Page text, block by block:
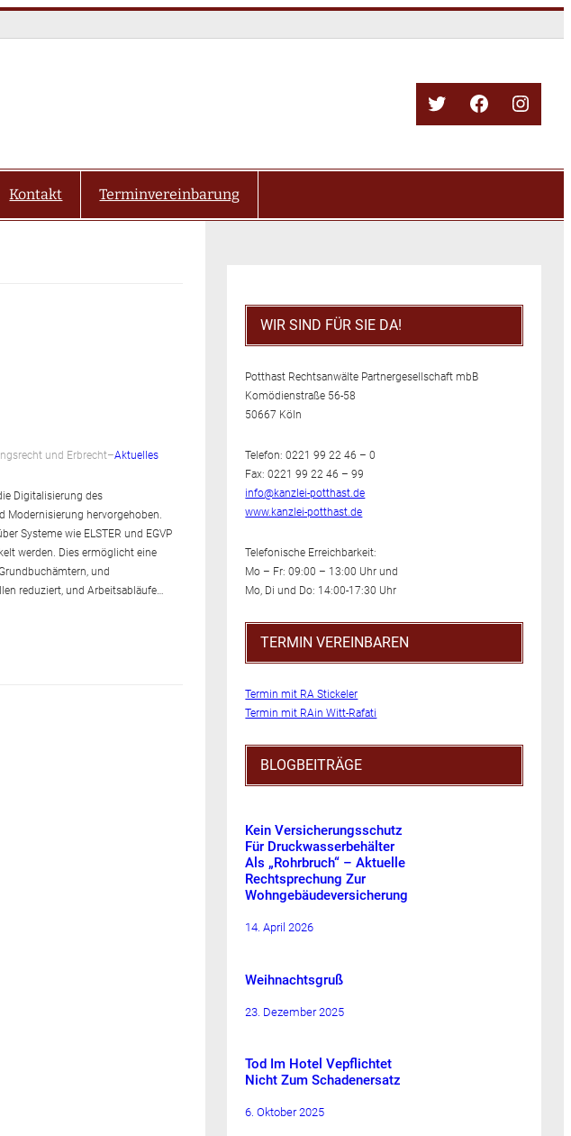
TwitterFacebook
Kontakt Terminvereinbarung
und Erbrecht–Aktuelles
Digitalisierung des
hervorgehoben.
Systeme wie ELSTER und EGVP
werden. Dies ermöglicht eine
und
reduziert, und Arbeitsabläufe…
WIR SIND FÜR SIE DA!
Potthast Rechtsanwälte Partnergesellschaft mbB
Komödienstraße 56-58
50667 Köln
Telefon: 0221 99 22 46 – 0
Fax: 0221 99 22 46 – 99
info@kanzlei-potthast.de
www.kanzlei-potthast.de
Telefonische Erreichbarkeit:
Mo – Fr: 09:00 – 13:00 Uhr und
Mo, Di und Do: 14:00-17:30 Uhr
TERMIN VEREINBAREN
Termin mit RA Stickeler
Termin mit RAin Witt-Rafati
BLOGBEITRÄGE
Kein Versicherungsschutz
Für Druckwasserbehälter
Als „Rohrbruch“ – Aktuelle
Rechtsprechung Zur
Wohngebäudeversicherung
14. April 2026
Weihnachtsgruß
23. Dezember 2025
Tod Im Hotel Vepflichtet
Nicht Zum Schadenersatz
6. Oktober 2025